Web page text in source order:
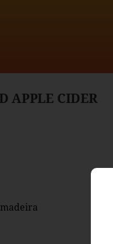
APPLE CIDER